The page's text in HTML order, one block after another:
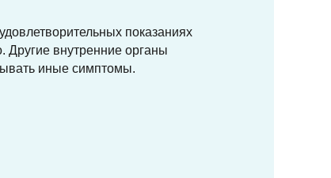
показаниях
Другие внутренние органы
иные симптомы.